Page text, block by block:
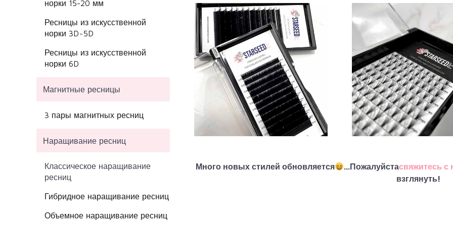
норки 15-20 мм
Ресницы из искусственной
норки 3D~5D
Ресницы из искусственной
норки 6D
Магнитные ресницы
3 пары магнитных ресниц
Наращивание ресниц
Классическое наращивание
ресниц
Гибридное наращивание ресниц
Объемное наращивание ресниц
Много новых стилей обновляется ...Пожалуйстасвяжитесь с
взглянуть!